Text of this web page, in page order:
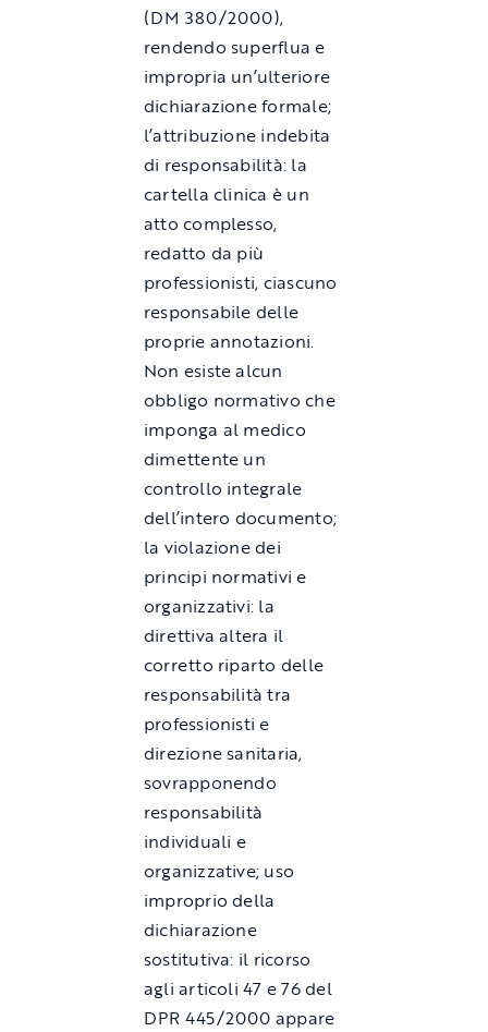
(DM 380/2000),
rendendo superflua e
impropria un’ulteriore
dichiarazione formale;
l’attribuzione indebita
di responsabilità: la
cartella clinica è un
atto complesso,
redatto da più
professionisti, ciascuno
responsabile delle
proprie annotazioni.
Non esiste alcun
obbligo normativo che
imponga al medico
dimettente un
controllo integrale
dell’intero documento;
la violazione dei
principi normativi e
organizzativi: la
direttiva altera il
corretto riparto delle
responsabilità tra
professionisti e
direzione sanitaria,
sovrapponendo
responsabilità
individuali e
organizzative; uso
improprio della
dichiarazione
sostitutiva: il ricorso
agli articoli 47 e 76 del
DPR 445/2000 appare